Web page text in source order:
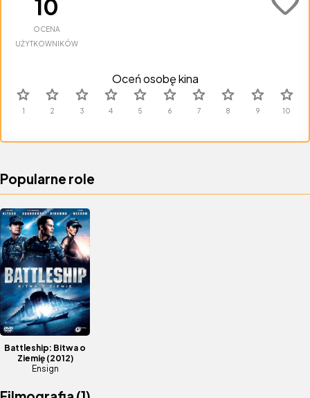
10
OCENA
UŻYTKOWNIKÓW
Oceń osobę kina
star star star star star star star star star star
Popularne role
Battleship: Bitwa o
Ziemię (2012)
Ensign